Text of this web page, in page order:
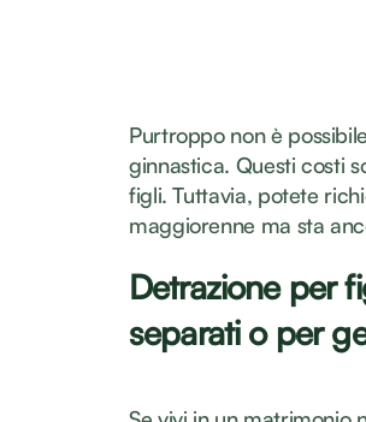
Purtroppo non è
ginnastica. Questi costi
figli. Tuttavia, potete
maggiorenne ma sta
Detrazione per
separati o per